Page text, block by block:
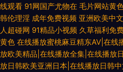
线观看 91网国产尤物在 毛片网站黄
韩伦理淫 成年免费视频 亚洲欧美中
人超碰网 91精品小视频 久草福利免
黄色 在线播放蜜桃麻豆精东AV|在线
放欧美精品|在线播放全集|在线播放
放日韩欧美亚洲日本|在线播放日韩